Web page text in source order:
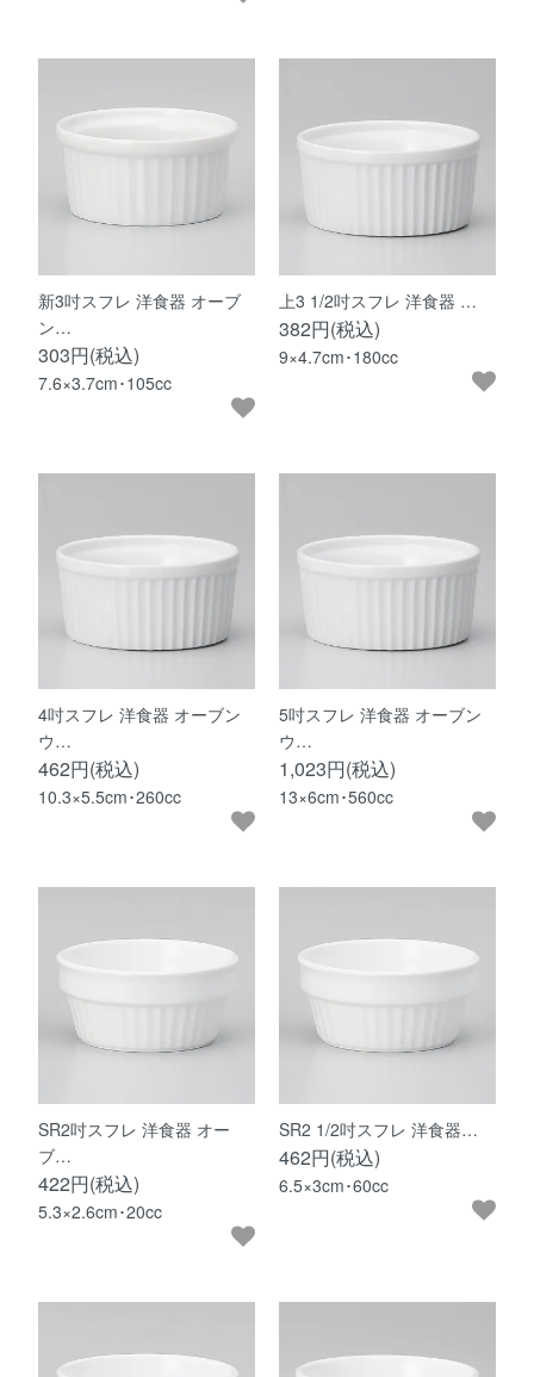
新3吋スフレ 洋食器 オーブ
ン…
303円(税込)
7.6×3.7cm･105cc
上3 1/2吋スフレ 洋食器 …
382円(税込)
9×4.7cm･180cc
4吋スフレ 洋食器 オーブン
ウ…
462円(税込)
10.3×5.5cm･260cc
5吋スフレ 洋食器 オーブン
ウ…
1,023円(税込)
13×6cm･560cc
SR2吋スフレ 洋食器 オー
ブ…
422円(税込)
5.3×2.6cm･20cc
SR2 1/2吋スフレ 洋食器…
462円(税込)
6.5×3cm･60cc